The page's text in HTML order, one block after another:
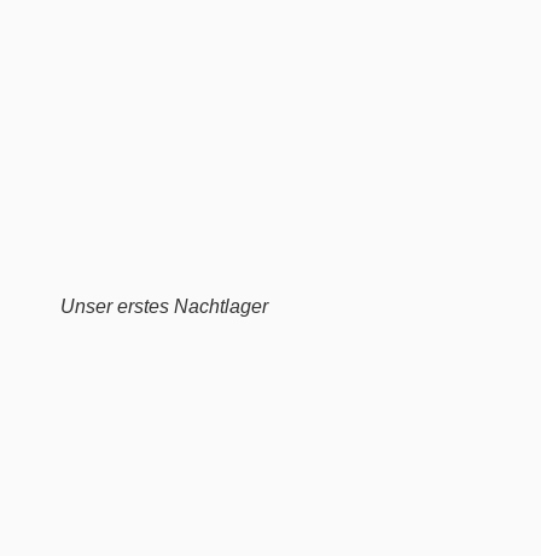
Unser erstes Nachtlager